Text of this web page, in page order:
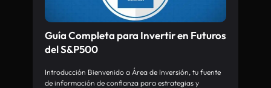
Guía Completa para Invertir en Futuros
del S&P500
Introducción Bienvenido a Área de Inversión, tu fuente
de información de confianza para estrategias y